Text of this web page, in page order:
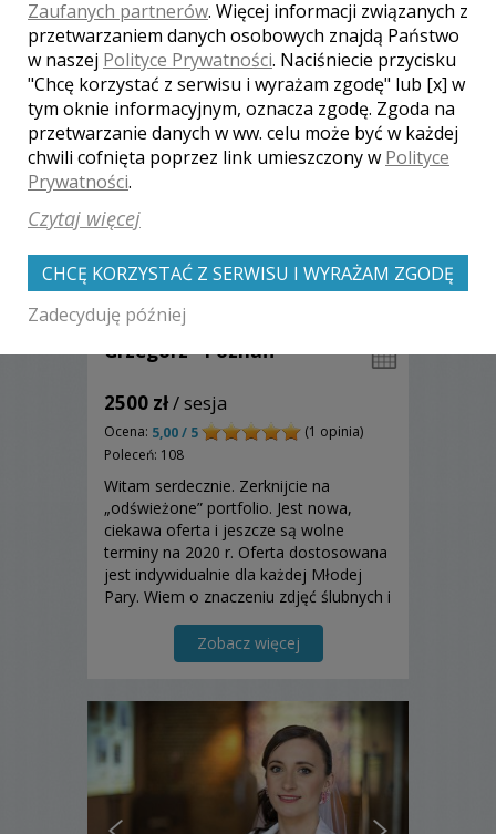
Zobacz więcej
Grzegorz - Poznań
2500 zł/ sesja
Ocena: 5,00 / 5
(1 opinia)
Poleceń: 108
Witam serdecznie. Zerknijcie na
„odświeżone” portfolio. Jest nowa,
ciekawa oferta i jeszcze są wolne
terminy na 2020 r. Oferta dostosowana
jest indywidualnie dla każdej Młodej
Pary. Wiem o znaczeniu zdjęć ślubnych i
Zobacz więcej
Zaufanych partnerów. Więcej informacji związanych z
przetwarzaniem danych osobowych znajdą Państwo
w naszej Polityce Prywatności. Naciśniecie przycisku
"Chcę korzystać z serwisu i wyrażam zgodę" lub [x] w
tym oknie informacyjnym, oznacza zgodę. Zgoda na
przetwarzanie danych w ww. celu może być w każdej
chwili cofnięta poprzez link umieszczony w Polityce
Prywatności.
Czytaj więcej
CHCĘ KORZYSTAĆ Z SERWISU I WYRAŻAM ZGODĘ
Zadecyduję później